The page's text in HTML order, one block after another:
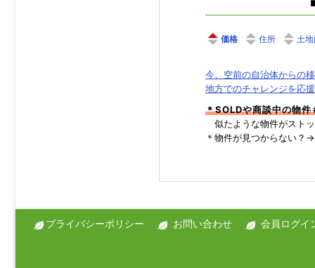
価格 住所 土
今、空前の自治体からの
地方でのチャレンジを応
＊SOLDや商談中の物
似たような物件がスト
＊物件が見つからない
プライバシーポリシー お問い合わせ 会員ログイ